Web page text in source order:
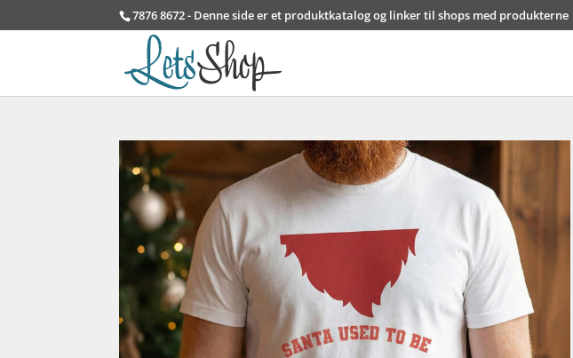
7876 8672 - Denne side er et produktkatalog og linker til shops med produkterne